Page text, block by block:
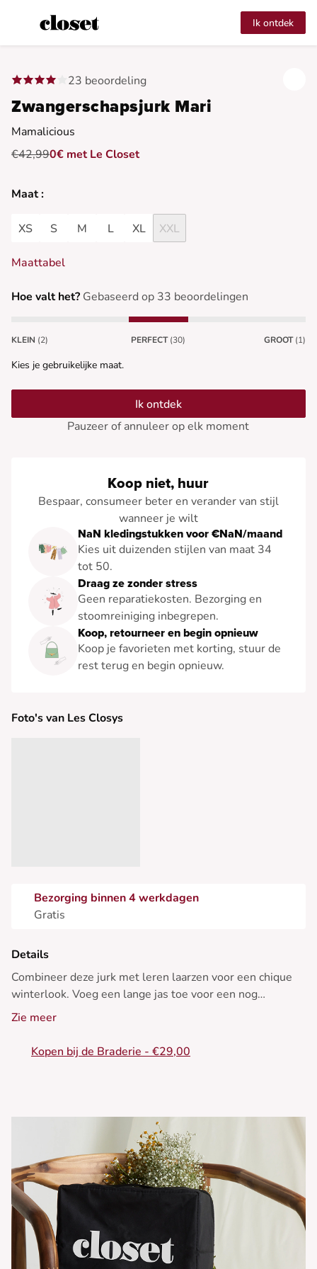
Ik ontdek
23 beoordeling
Zwangerschapsjurk Mari
Mamalicious
€42,990€ met Le Closet
Maat :
XS S M L XL XXL
Maattabel
Hoe valt het? Gebaseerd op 33 beoordelingen
KLEIN (2) PERFECT (30) GROOT (1)
Kies je gebruikelijke maat.
Ik ontdek
Pauzeer of annuleer op elk moment
Koop niet, huur
Bespaar, consumeer beter en verander van stijl
wanneer je wilt
NaN kledingstukken voor €NaN/maand
Kies uit duizenden stijlen van maat 34
tot 50.
Draag ze zonder stress
Geen reparatiekosten. Bezorging en
stoomreiniging inbegrepen.
Koop, retourneer en begin opnieuw
Koop je favorieten met korting, stuur de
rest terug en begin opnieuw.
Foto's van Les Closys
Bezorging binnen 4 werkdagen
Gratis
Details
Combineer deze jurk met leren laarzen voor een chique
winterlook. Voeg een lange jas toe voor een nog
elegantere uitstraling.
• Korte jurk
• V-hals
• Gedrukt patroon
Zie meer
Kopen bij de Braderie - €29,00